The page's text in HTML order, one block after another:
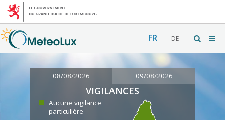
FR DE
08/08/2026 09/08/2026
VIGILANCES
Aucune vigilance
particulière